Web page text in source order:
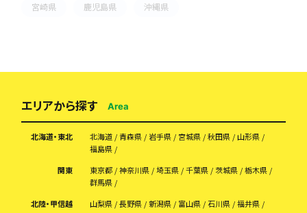
宮崎県 鹿児島県 沖縄県
エリアから探す Area
北海道・東北 北海道 青森県 岩手県 宮城県 秋田県
山形県
福島県
関東
東京都 神奈川県 埼玉県 千葉県 茨城県
栃木県
群馬県
北陸・甲信越
山梨県 長野県 新潟県 富山県 石川県
福井県